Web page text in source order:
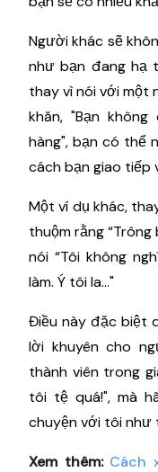
Người khác sẽ
như bạn đang hạ
thay vì nói với một
khăn, "Bạn
hàng", bạn có thể
cách bạn giao tiếp
Một ví dụ khác,
thuộm rằng
nói “Tôi không
làm. Ý tôi la…"
Điều này đặc biệt
lời khuyên cho
thành viên trong
tôi tệ quá!", mà
chuyện với tôi như
Xem thêm: Cách